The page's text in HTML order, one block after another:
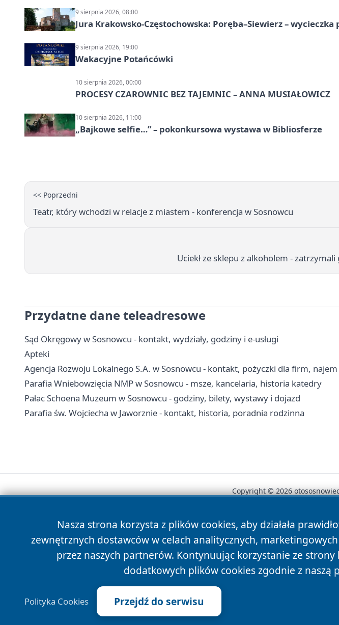
9 sierpnia 2026, 08:00
Jura Krakowsko-Częstochowska: Poręba–Siewierz – wycieczka
9 sierpnia 2026, 19:00
Wakacyjne Potańcówki
10 sierpnia 2026, 00:00
PROCESY CZAROWNIC BEZ TAJEMNIC – ANNA MUSIAŁOWICZ
10 sierpnia 2026, 11:00
„Bajkowe selfie…” – pokonkursowa wystawa w Bibliosferze
<< Poprzedni
Teatr, który wchodzi w relacje z miastem - konferencja w Sosnowcu
Uciekł ze sklepu z alkoholem - zatrzymali
Przydatne dane teleadresowe
Sąd Okręgowy w Sosnowcu - kontakt, wydziały, godziny i e-usługi
Apteki
Agencja Rozwoju Lokalnego S.A. w Sosnowcu - kontakt, pożyczki dla firm,
Parafia Wniebowzięcia NMP w Sosnowcu - msze, kancelaria, historia katedry
Pałac Schoena Muzeum w Sosnowcu - godziny, bilety, wystawy i dojazd
Parafia św. Wojciecha w Jaworznie - kontakt, historia, poradnia rodzinna
Nasza strona korzysta z plików cookies, aby działała
zewnętrznych dostawców w celach analitycznych,
przez naszych partnerów. Kontynuując korzystanie ze
dodatkowych plików cookies zgodnie z naszą
Polityka Cookies Przejdź do serwisu
Copyright © 2026
News Autorzy Polityka